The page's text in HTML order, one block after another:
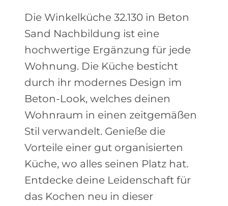
Die Winkelküche 32.130 in Beton
Sand Nachbildung ist eine
hochwertige Ergänzung für jede
Wohnung. Die Küche besticht
durch ihr modernes Design im
Beton-Look, welches deinen
Wohnraum in einen zeitgemäßen
Stil verwandelt. Genieße die
Vorteile einer gut organisierten
Küche, wo alles seinen Platz hat.
Entdecke deine Leidenschaft für
das Kochen neu in dieser